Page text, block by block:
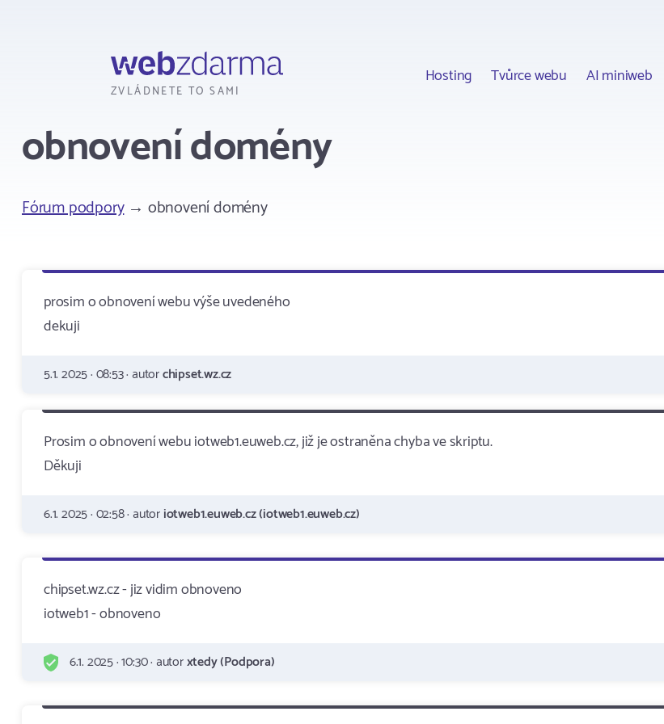
ZVLÁDNETE TO SAMI
Hosting Tvůrce webu AI miniweb
obnovení domény
Fórum podpory→ obnovení domény
prosim o obnovení webu výše uvedeného
dekuji
5.1. 2025 · 08:53 · autorchipset.wz.cz
Prosim o obnovení webu iotweb1.euweb.cz, již je ostraněna chyba ve skriptu.
Děkuji
6.1. 2025 · 02:58 · autoriotweb1.euweb.cz (iotweb1.euweb.cz)
chipset.wz.cz - jiz vidim obnoveno
iotweb1 - obnoveno
6.1. 2025 · 10:30 · autorxtedy (Podpora)